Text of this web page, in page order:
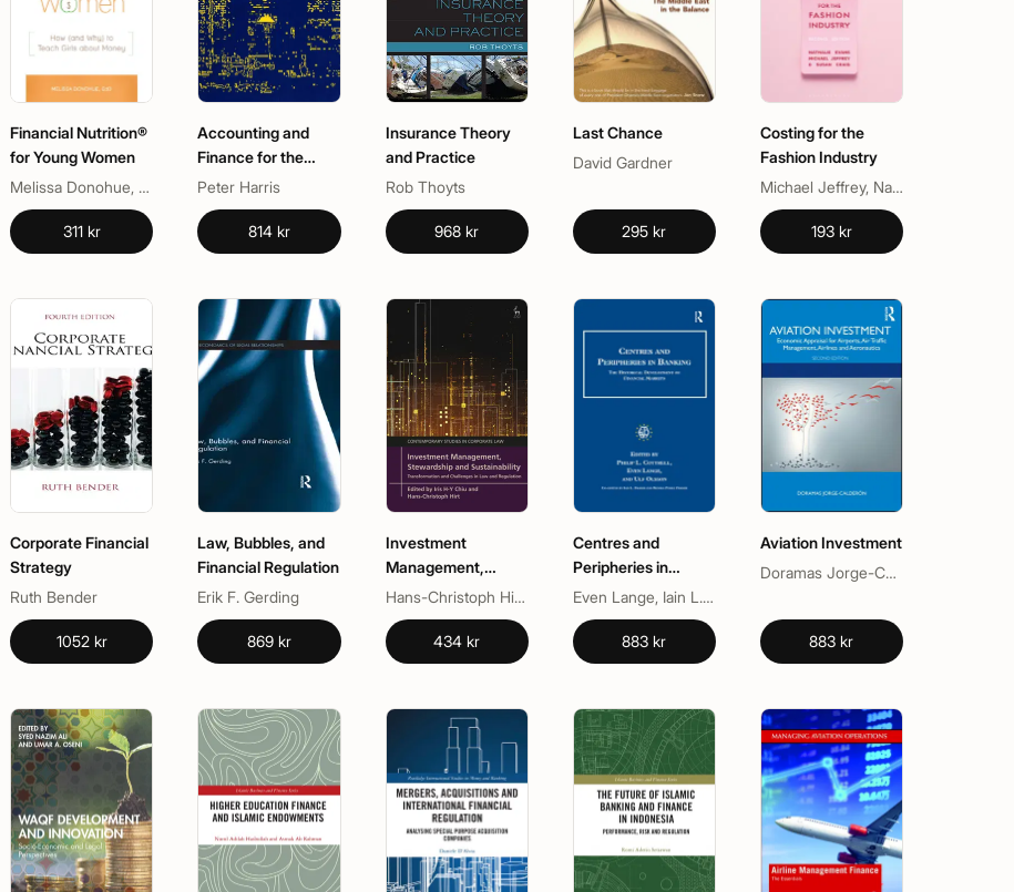
Financial Nutrition®
for Young Women
Melissa Donohue, Molly Donohue
311 kr
Accounting and
Finance for the
International
Hospitality Industry
Peter Harris
814 kr
Insurance Theory
and Practice
Rob Thoyts
968 kr
Last Chance
David Gardner
295 kr
Costing for the
Fashion Industry
Michael Jeffrey, Nathalie Evans, Susan Craig
193 kr
Corporate Financial
Strategy
Ruth Bender
1052 kr
Law, Bubbles, and
Financial Regulation
Erik F. Gerding
869 kr
Investment
Management,
Stewardship and
Sustainability
Hans-Christoph Hirt, Iris H-Y Chiu
434 kr
Centres and
Peripheries in
Banking
Even Lange, Iain L. Fraser, Philip L. Cottrell, Ulf Olsson
883 kr
Aviation Investment
Doramas Jorge-Calderón
883 kr